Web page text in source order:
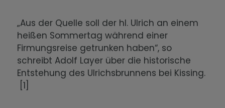
„Aus der Quelle soll der hl. Ulrich an einem
heißen Sommertag während einer
Firmungsreise getrunken haben“, so
schreibt Adolf Layer über die historische
Entstehung des Ulrichsbrunnens bei Kissing.
[1]